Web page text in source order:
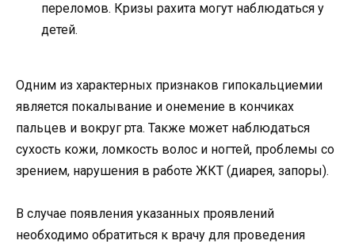
переломов. Кризы рахита могут наблюдаться у
детей.
Одним из характерных признаков гипокальциемии
является покалывание и онемение в кончиках
пальцев и вокруг рта. Также может наблюдаться
сухость кожи, ломкость волос и ногтей, проблемы со
зрением, нарушения в работе ЖКТ (диарея, запоры).
В случае появления указанных проявлений
необходимо обратиться к врачу для проведения